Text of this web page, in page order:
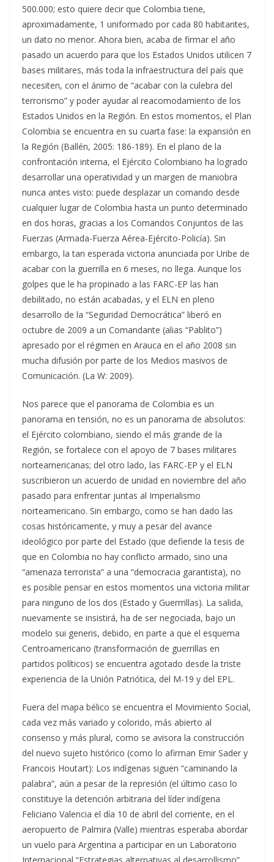
500.000; esto quiere decir que Colombia tiene,
aproximadamente, 1 uniformado por cada 80 habitantes,
un dato no menor. Ahora bien, acaba de firmar el año
pasado un acuerdo para que los Estados Unidos utilicen 7
bases militares, más toda la infraestructura del país que
necesiten, con el ánimo de “acabar con la culebra del
terrorismo” y poder ayudar al reacomodamiento de los
Estados Unidos en la Región. En estos momentos, el Plan
Colombia se encuentra en su cuarta fase: la expansión en
la Región (Ballén, 2005: 186-189). En el plano de la
confrontación interna, el Ejército Colombiano ha logrado
desarrollar una operatividad y un margen de maniobra
nunca antes visto: puede desplazar un comando desde
cualquier lugar de Colombia hasta un punto determinado
en dos horas, gracias a los Comandos Conjuntos de las
Fuerzas (Armada-Fuerza Aérea-Ejército-Policía). Sin
embargo, la tan esperada victoria anunciada por Uribe de
acabar con la guerrilla en 6 meses, no llega. Aunque los
golpes que le ha propinado a las FARC-EP las han
debilitado, no están acabadas, y el ELN en pleno
desarrollo de la “Seguridad Democrática” liberó en
octubre de 2009 a un Comandante (alias “Pablito”)
apresado por el régimen en Arauca en el año 2008 sin
mucha difusión por parte de los Medios masivos de
Comunicación. (La W: 2009).
Nos parece que el panorama de Colombia es un
panorama en tensión, no es un panorama de absolutos:
el Ejército colombiano, siendo el más grande de la
Región, se fortalece con el apoyo de 7 bases militares
norteamericanas; del otro lado, las FARC-EP y el ELN
suscribieron un acuerdo de unidad en noviembre del año
pasado para enfrentar juntas al Imperialismo
norteamericano. Sin embargo, como se han dado las
cosas históricamente, y muy a pesar del avance
ideológico por parte del Estado (que defiende la tesis de
que en Colombia no hay conflicto armado, sino una
“amenaza terrorista” a una “democracia garantista), no
es posible pensar en estos momentos una victoria militar
para ninguno de los dos (Estado y Guerrrillas). La salida,
nuevamente se insistirá, ha de ser negociada, bajo un
modelo sui generis, debido, en parte a que el esquema
Centroamericano (transformación de guerrillas en
partidos políticos) se encuentra agotado desde la triste
experiencia de la Unión Patriótica, del M-19 y del EPL.
Fuera del mapa bélico se encuentra el Movimiento Social,
cada vez más variado y colorido, más abierto al
consenso y más plural, como se avisora la construcción
del nuevo sujeto histórico (como lo afirman Emir Sader y
Francois Houtart): Los indígenas siguen “caminando la
palabra”, aún a pesar de la represión (el último caso lo
constituye la detención arbitraria del líder indígena
Feliciano Valencia el día 10 de abril del corriente, en el
aeropuerto de Palmira (Valle) mientras esperaba abordar
un vuelo para Argentina a participar en un Laboratorio